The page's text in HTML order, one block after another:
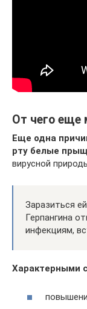
От чего еще
Еще одна
рту белые
вирусной
Заразиться
Герпангина
инфекциям,
Характерными